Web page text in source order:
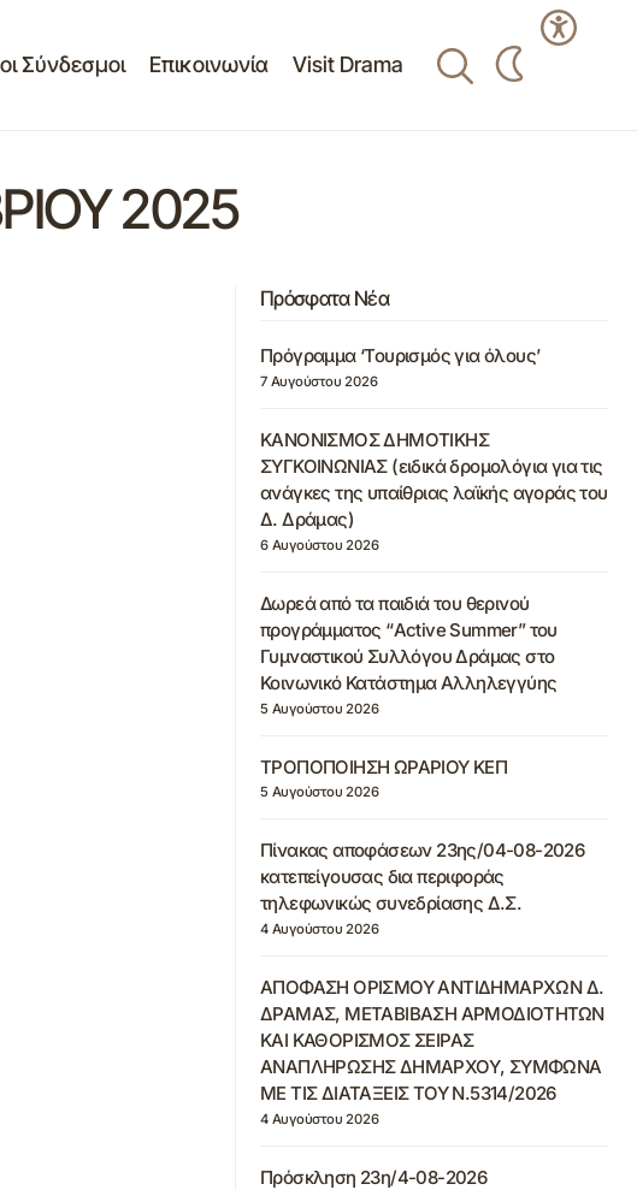
Σύνδεσμοι Επικοινωνία Visit Drama
2025
Πρόσφατα Νέα
Πρόγραμμα ‘Τουρισμός για όλους’
7 Αυγούστου 2026
ΚΑΝΟΝΙΣΜΟΣ ΔΗΜΟΤΙΚΗΣ
ΣΥΓΚΟΙΝΩΝΙΑΣ (ειδικά δρομολόγια για τις
ανάγκες της υπαίθριας λαϊκής αγοράς του
Δ. Δράμας)
6 Αυγούστου 2026
Δωρεά από τα παιδιά του θερινού
προγράμματος “Active Summer” του
Γυμναστικού Συλλόγου Δράμας στο
Κοινωνικό Κατάστημα Αλληλεγγύης
5 Αυγούστου 2026
ΤΡΟΠΟΠΟΙΗΣΗ ΩΡΑΡΙΟΥ ΚΕΠ
5 Αυγούστου 2026
Πίνακας αποφάσεων 23ης/04-08-2026
κατεπείγουσας δια περιφοράς
τηλεφωνικώς συνεδρίασης Δ.Σ.
4 Αυγούστου 2026
ΑΠΟΦΑΣΗ ΟΡΙΣΜΟΥ ΑΝΤΙΔΗΜΑΡΧΩΝ Δ.
ΔΡΑΜΑΣ, ΜΕΤΑΒΙΒΑΣΗ ΑΡΜΟΔΙΟΤΗΤΩΝ
ΚΑΙ ΚΑΘΟΡΙΣΜΟΣ ΣΕΙΡΑΣ
ΑΝΑΠΛΗΡΩΣΗΣ ΔΗΜΑΡΧΟΥ, ΣΥΜΦΩΝΑ
ΜΕ ΤΙΣ ΔΙΑΤΑΞΕΙΣ ΤΟΥ Ν.5314/2026
4 Αυγούστου 2026
Πρόσκληση 23η/4-08-2026